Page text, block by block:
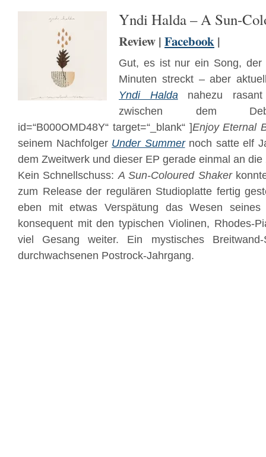
Yndi Halda – A Sun-
Review | Facebook |
Gut, es ist nur ein Song, der
Minuten streckt – aber
Yndi Haldanahezu rasant
zwischen dem
id=“B000OMD48Y“ target=“_blank“ ]Enjoy Eternal
seinem Nachfolger Under Summernoch satte elf
dem Zweitwerk und dieser EP gerade einmal an die
Kein Schnellschuss:A Sun-Coloured Shaker
zum Release der regulären Studioplatte fertig
eben mit etwas Verspätung das Wesen seines
konsequent mit den typischen Violinen, Rhodes-
viel Gesang weiter. Ein mystisches
durchwachsenen Postrock-Jahrgang.